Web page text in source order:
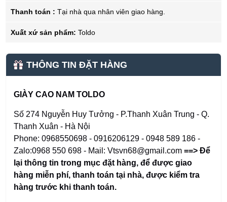
Thanh toán : Tại nhà qua nhân viên giao hàng.
Xuất xứ sản phẩm: Toldo
THÔNG TIN ĐẶT HÀNG
GIÀY CAO NAM TOLDO
Số 274 Nguyễn Huy Tưởng - P.Thanh Xuân Trung - Q.
Thanh Xuân - Hà Nội
Phone: 0968550698 - 0916206129 - 0948 589 186 -
Zalo:0968 550 698 - Mail: Vtsvn68@gmail.com==> Để
lại thông tin trong mục đặt hàng,để được giao
hàng miễn phí, thanh toán tại nhà, được kiểm tra
hàng trước khi thanh toán.